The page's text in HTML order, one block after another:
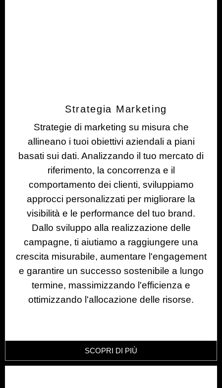
Strategia Marketing
Strategie di marketing su misura che
allineano i tuoi obiettivi aziendali a piani
basati sui dati. Analizzando il tuo mercato di
riferimento, la concorrenza e il
comportamento dei clienti, sviluppiamo
approcci personalizzati per migliorare la
visibilità e le performance del tuo brand.
Dallo sviluppo alla realizzazione delle
campagne, ti aiutiamo a raggiungere una
crescita misurabile, aumentare l'engagement
e garantire un successo sostenibile a lungo
termine, massimizzando l'efficienza e
ottimizzando l'allocazione delle risorse.
SCOPRI DI PIÙ